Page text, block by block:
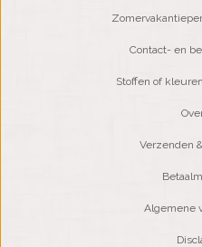
Contact- en
Stoffen of
Verzenden
Algemene